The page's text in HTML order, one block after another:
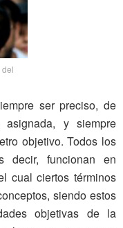
del
ser preciso, de
y siempre
objetivo. Todos los
decir, funcionan en
cual ciertos términos
siendo estos
objetivas de la